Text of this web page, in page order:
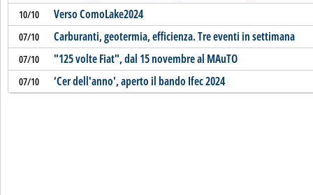
10/10 Verso ComoLake2024
07/10 Carburanti, geotermia, efficienza. Tre eventi in settimana
07/10 "125 volte Fiat", dal 15 novembre al MAuTO
07/10 ‘Cer dell'anno', aperto il bando Ifec 2024